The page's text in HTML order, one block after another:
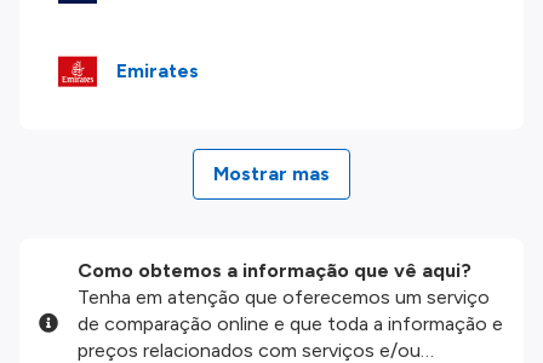
Emirates
Mostrar mas
Como obtemos a informação que vê aqui?
Tenha em atenção que oferecemos um serviço
de comparação online e que toda a informação e
preços relacionados com serviços e/ou